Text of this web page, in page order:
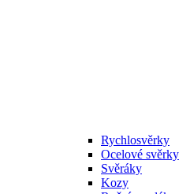
Rychlosvěrky
Ocelové svěrky
Svěráky
Kozy